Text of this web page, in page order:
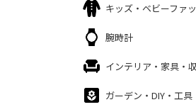
キッズ・ベビーファ
腕時計
インテリア・家具・
ガーデン・DIY・工具